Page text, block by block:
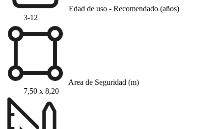
Edad de uso - Recomendado (años)
3-12
Area de Seguridad (m)
7,50 x 8,20